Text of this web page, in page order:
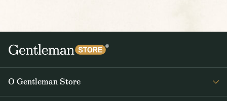
O Gentleman Store